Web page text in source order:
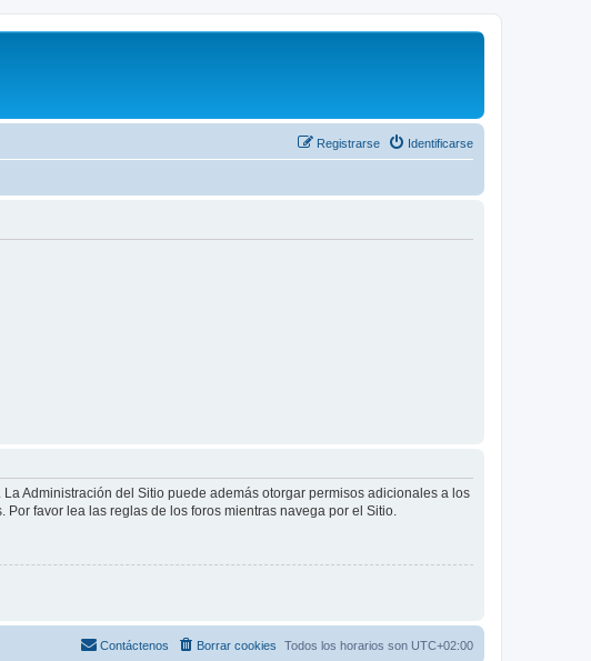
Identificarse
Registrarse
Administración del Sitio puede además otorgar permisos adicionales a los
favor lea las reglas de los foros mientras navega por el Sitio.
Todos los horarios son UTC+02:00
Borrar cookies
Contáctenos